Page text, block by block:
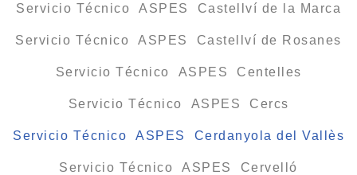
Servicio Técnico ASPES Castellví de la Marca
Servicio Técnico ASPES Castellví de Rosanes
Servicio Técnico ASPES Centelles
Servicio Técnico ASPES Cercs
Servicio Técnico ASPES Cerdanyola del Vallès
Servicio Técnico ASPES Cervelló